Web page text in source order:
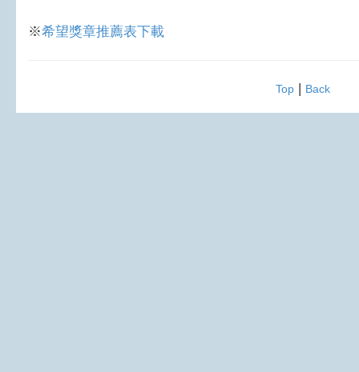
※希望獎章推薦表下載
Top| Back